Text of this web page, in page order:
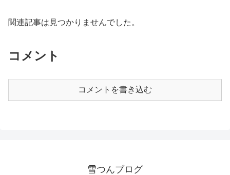
関連記事は見つかりませんでした。
コメント
コメントを書き込む
雪つんブログ